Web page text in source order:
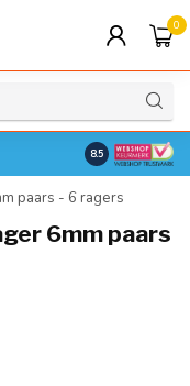
0
8.5
paars - 6 ragers
6mm paars